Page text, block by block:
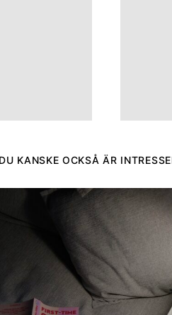
DU KANSKE OCKSÅ ÄR